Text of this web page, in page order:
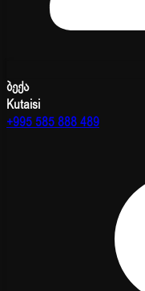
ბექა
Kutaisi
+995 585 888 489